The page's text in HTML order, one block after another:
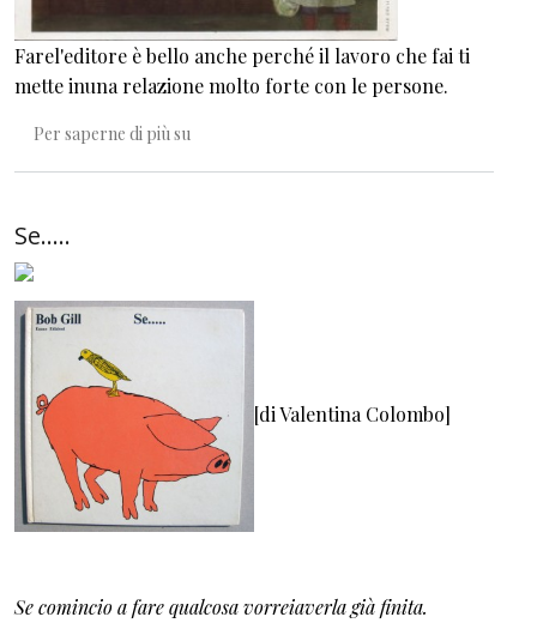
Farel'editore è bello anche perché il lavoro che fai ti
mette inuna relazione molto forte con le persone.
Per saperne di più su
Se.....
[di Valentina Colombo]
Se comincio a fare qualcosa vorreiaverla già finita.